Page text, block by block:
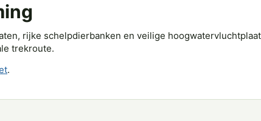
rijke schelpdierbanken en veilige
trekroute.
.